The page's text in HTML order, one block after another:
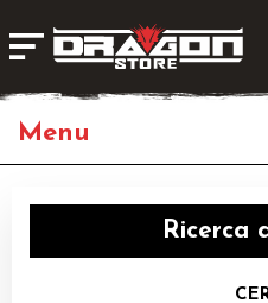
Giochi di Ruolo
Ricerca